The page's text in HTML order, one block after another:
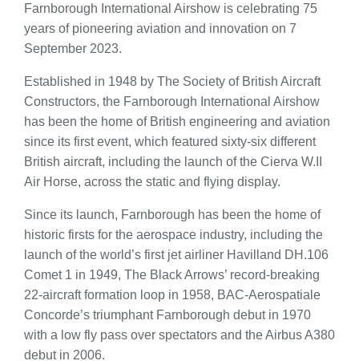
Farnborough International Airshow is celebrating 75
years of pioneering aviation and innovation on 7
September 2023.
Established in 1948 by The Society of British Aircraft
Constructors, the Farnborough International Airshow
has been the home of British engineering and aviation
since its first event, which featured sixty-six different
British aircraft, including the launch of the Cierva W.II
Air Horse, across the static and flying display.
Since its launch, Farnborough has been the home of
historic firsts for the aerospace industry, including the
launch of the world’s first jet airliner Havilland DH.106
Comet 1 in 1949, The Black Arrows’ record-breaking
22-aircraft formation loop in 1958, BAC-Aerospatiale
Concorde’s triumphant Farnborough debut in 1970
with a low fly pass over spectators and the Airbus A380
debut in 2006.